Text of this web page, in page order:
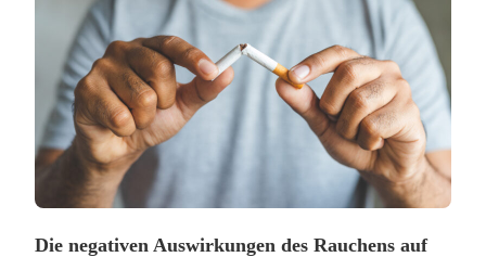
Die negativen Auswirkungen des Rauchens auf